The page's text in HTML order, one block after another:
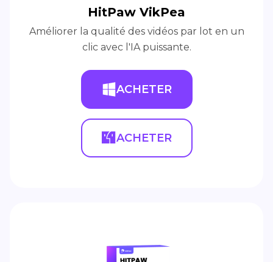
HitPaw VikPea
Améliorer la qualité des vidéos par lot en un
clic avec l'IA puissante.
ACHETER
ACHETER